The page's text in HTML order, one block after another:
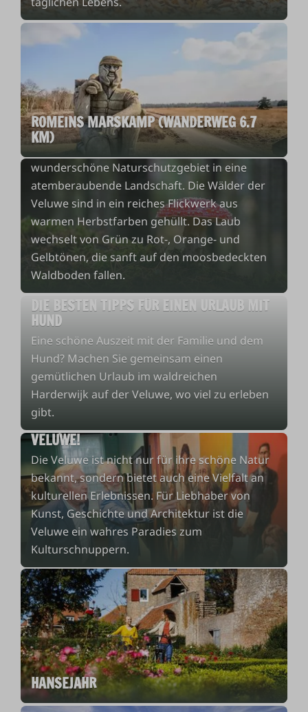
ROMEINS MARSKAMP (WANDERWEG 6.7
KM)
DER HERBST, DIE BUNTESTE ZEIT DES
JAHRES!
Der Herbst auf der Veluwe ist die
bezauberndste Zeit des Jahres. Wenn der
Sommer langsam kühleren Temperaturen und
kürzeren Tagen weicht, verwandelt sich dieses
wunderschöne Naturschutzgebiet in eine
atemberaubende Landschaft. Die Wälder der
Veluwe sind in ein reiches Flickwerk aus
warmen Herbstfarben gehüllt. Das Laub
wechselt von Grün zu Rot-, Orange- und
Gelbtönen, die sanft auf den moosbedeckten
Waldboden fallen.
DIE BESTEN TIPPS FÜR EINEN URLAUB MIT
HUND
Eine schöne Auszeit mit der Familie und dem
Hund? Machen Sie gemeinsam einen
gemütlichen Urlaub im waldreichen
Harderwijk auf der Veluwe, wo viel zu erleben
gibt.
SCHNUPPERN SIE KULTUR AUF DER
VELUWE!
Die Veluwe ist nicht nur für ihre schöne Natur
bekannt, sondern bietet auch eine Vielfalt an
kulturellen Erlebnissen. Für Liebhaber von
Kunst, Geschichte und Architektur ist die
Veluwe ein wahres Paradies zum
Kulturschnuppern.
HANSEJAHR